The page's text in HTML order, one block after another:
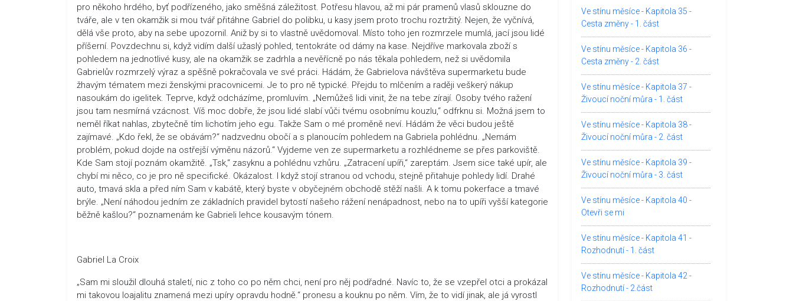
pro někoho hrdého, byť podřízeného, jako směšná záležitost. Potřesu hlavou, až mi pár pramenů vlasů sklouzne do
tváře, ale v ten okamžik si mou tvář přitáhne Gabriel do polibku, u kasy jsem proto trochu roztržitý. Nejen, že vyčnívá,
dělá vše proto, aby na sebe upozornil. Aniž by si to vlastně uvědomoval. Místo toho jen rozmrzele mumlá, jací jsou lidé
příšerní. Povzdechnu si, když vidím další užaslý pohled, tentokráte od dámy na kase. Nejdříve markovala zboží s
pohledem na jednotlivé kusy, ale na okamžik se zadrhla a nevěřícně po nás těkala pohledem, než si uvědomila
Gabrielův rozmrzelý výraz a spěšně pokračovala ve své práci. Hádám, že Gabrielova návštěva supermarketu bude
žhavým tématem mezi ženskými pracovnicemi. Je to pro ně typické. Přejdu to mlčením a raději veškerý nákup
nasoukám do igelitek. Teprve, když odcházíme, promluvím. „Nemůžeš lidi vinit, že na tebe zírají. Osoby tvého ražení
jsou tam nesmírná vzácnost. Víš moc dobře, že jsou lidé slabí vůči tvému osobnímu kouzlu,“ odfrknu si. Možná jsem to
neměl říkat nahlas, zbytečně tím lichotím jeho egu. Takže Sam o mé proměně neví. Hádám že věci budou ještě
zajímavé. „Kdo řekl, že se obávám?“ nadzvednu obočí a s planoucím pohledem na Gabriela pohlédnu. „Nemám
problém, pokud dojde na ostřejší výměnu názorů.“ Vyjdeme ven ze supermarketu a rozhlédneme se přes parkoviště.
Kde Sam stojí poznám okamžitě. „Tsk,“ zasyknu a pohlédnu vzhůru. „Zatracení upíři,“ zareptám. Jsem sice také upír, ale
chybí mi něco, co je pro ně specifické. Okázalost. I když stojí stranou od vchodu, stejně přitahuje pohledy lidí. Drahé
auto, tmavá skla a před ním Sam v kabátě, který byste v obyčejném obchodě stěží našli. A k tomu pokerface a tmavé
brýle. „Není náhodou jedním ze základních pravidel bytostí našeho rážení nenápadnost, nebo na to upíři vyšší kategorie
běžně kašlou?“ poznamenám ke Gabrieli lehce kousavým tónem.
Gabriel La Croix
„Sam mi sloužil dlouhá staletí, nic z toho co po něm chci, není pro něj podřadné. Navíc to, že se vzepřel otci a prokázal
mi takovou loajalitu znamená mezi upíry opravdu hodně.“ pronesu a kouknu po něm. Vím, že to vidí jinak, ale já vyrostl
Ve stínu měsíce - Kapitola 35 -
Cesta změny - 1. část
Ve stínu měsíce - Kapitola 36 -
Cesta změny - 2. část
Ve stínu měsíce - Kapitola 37 -
Živoucí noční můra - 1. část
Ve stínu měsíce - Kapitola 38 -
Živoucí noční můra - 2. část
Ve stínu měsíce - Kapitola 39 -
Živoucí noční můra - 3. část
Ve stínu měsíce - Kapitola 40 -
Otevři se mi
Ve stínu měsíce - Kapitola 41 -
Rozhodnutí - 1. část
Ve stínu měsíce - Kapitola 42 -
Rozhodnutí - 2.část